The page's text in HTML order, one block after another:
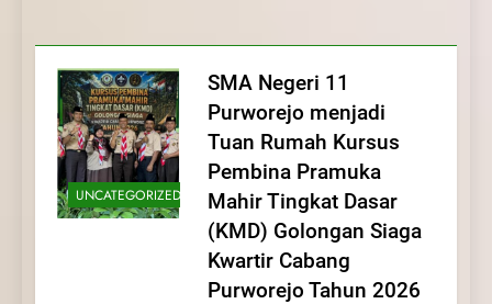
dan Pengabdian Generasi
Pramuka
Pramuka
Kepedulian
UNCATEGORIZED
SMA Negeri 11
Purworejo menjadi
Tuan Rumah Kursus
Pembina Pramuka
Mahir Tingkat Dasar
(KMD) Golongan Siaga
Kwartir Cabang
Purworejo Tahun 2026